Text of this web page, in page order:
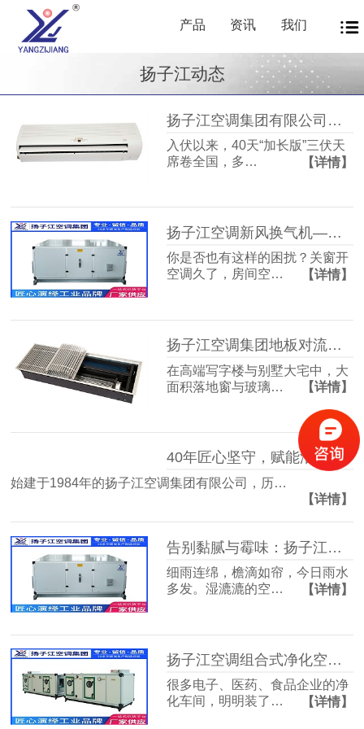
产品 资讯 我们
扬子江动态
扬子江空调集团有限公司商用暖通源头厂家，40年匠心护航从容度伏
入伏以来，40天“加长版”三伏天
席卷全国，多…
【详情】
扬子江空调新风换气机——告别室内空气闷浊，畅享洁净富氧新生活
你是否也有这样的困扰？关窗开
空调久了，房间空…
【详情】
扬子江空调集团地板对流器：破解冬冷夏热难题，打造四季如春的舒适空间
在高端写字楼与别墅大宅中，大
面积落地窗与玻璃…
【详情】
40年匠心坚守，赋能洁净空气未来
始建于1984年的扬子江空调集团有限公司，历…
【详情】
告别黏腻与霉味：扬子江空调的梅雨季舒适生活指南
细雨连绵，檐滴如帘，今日雨水
多发。湿漉漉的空…
【详情】
扬子江空调组合式净化空调箱，彻底解决车间洁净度不达标难题
很多电子、医药、食品企业的净
化车间，明明装了…
【详情】